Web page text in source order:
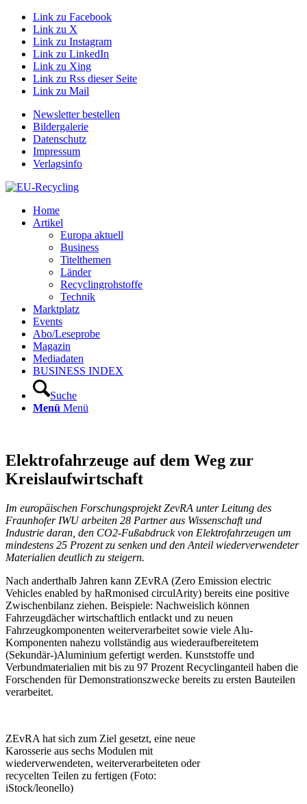
Link zu Facebook
Link zu X
Link zu Instagram
Link zu LinkedIn
Link zu Xing
Link zu Rss dieser Seite
Link zu Mail
Newsletter bestellen
Bildergalerie
Datenschutz
Impressum
Verlagsinfo
Home
Artikel
Europa aktuell
Business
Titelthemen
Länder
Recyclingrohstoffe
Technik
Marktplatz
Events
Abo/Leseprobe
Magazin
Mediadaten
BUSINESS INDEX
Suche
Menü Menü
Elektrofahrzeuge auf dem Weg zur
Kreislaufwirtschaft
Im europäischen Forschungsprojekt ZevRA unter Leitung des
Fraunhofer IWU arbeiten 28 Partner aus Wissenschaft und
Industrie daran, den CO2-Fußabdruck von Elektrofahrzeugen um
mindestens 25 Prozent zu senken und den Anteil wiederverwendeter
Materialien deutlich zu steigern.
Nach anderthalb Jahren kann ZEvRA (Zero Emission electric
Vehicles enabled by haRmonised circulArity) bereits eine positive
Zwischenbilanz ziehen. Beispiele: Nachweislich können
Fahrzeugdächer wirtschaftlich entlackt und zu neuen
Fahrzeugkomponenten weiterverarbeitet sowie viele Alu-
Komponenten nahezu vollständig aus wiederaufbereitetem
(Sekundär-)Aluminium gefertigt werden. Kunststoffe und
Verbundmaterialien mit bis zu 97 Prozent Recyclinganteil haben die
Forschenden für Demonstrationszwecke bereits zu ersten Bauteilen
verarbeitet.
ZEvRA hat sich zum Ziel gesetzt, eine neue
Karosserie aus sechs Modulen mit
wiederverwendeten, weiterverarbeiteten oder
recycelten Teilen zu fertigen (Foto:
iStock/leonello)